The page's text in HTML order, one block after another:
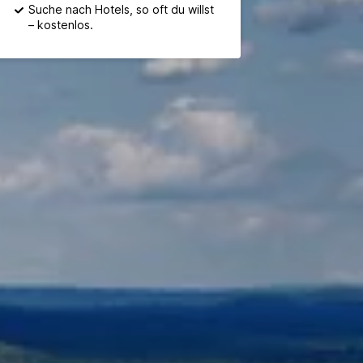
Suche nach Hotels, so oft du willst
– kostenlos.